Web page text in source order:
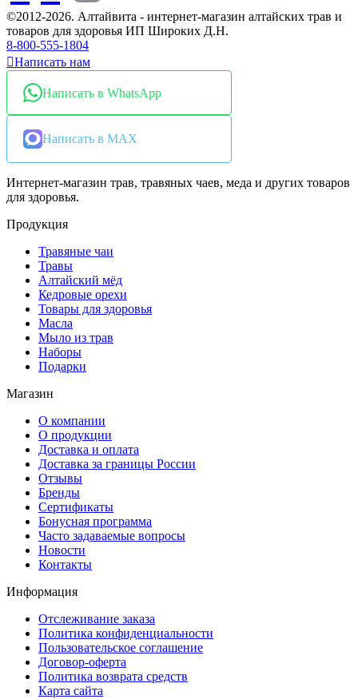
©2012-2026. Алтайвита - интернет-магазин алтайских трав и
товаров для здоровья ИП Широких Д.Н.
8-800-555-1804
Написать нам
Написать в WhatsApp
Написать в MAX
Интернет-магазин трав, травяных чаев, меда и других товаров
для здоровья.
Продукция
Травяные чаи
Травы
Алтайский мёд
Кедровые орехи
Товары для здоровья
Масла
Мыло из трав
Наборы
Подарки
Магазин
О компании
О продукции
Доставка и оплата
Доставка за границы России
Отзывы
Бренды
Сертификаты
Бонусная программа
Часто задаваемые вопросы
Новости
Контакты
Информация
Отслеживание заказа
Политика конфиденциальности
Пользовательское соглашение
Договор-оферта
Политика возврата средств
Карта сайта